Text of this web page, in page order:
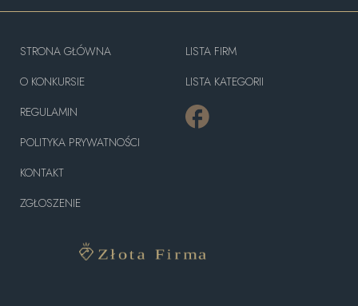
STRONA GŁÓWNA
O KONKURSIE
REGULAMIN
POLITYKA PRYWATNOŚCI
KONTAKT
ZGŁOSZENIE
LISTA FIRM
LISTA KATEGORII